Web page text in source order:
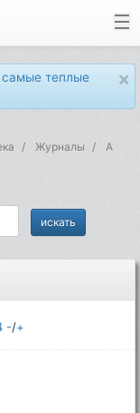
×
самые теплые
Журналы
А
-/+